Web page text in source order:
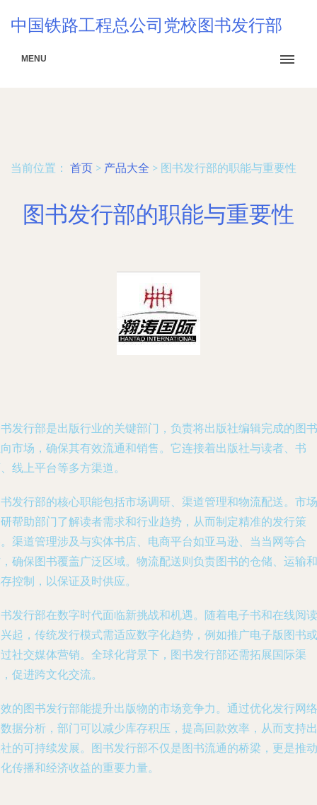
中国铁路工程总公司党校图书发行部
MENU
当前位置： 首页 > 产品大全 > 图书发行部的职能与重要性
图书发行部的职能与重要性
发行部是出版行业的关键部门，负责将出版社编辑完成的图书
市场，确保其有效流通和销售。它连接着出版社与读者、书
线上平台等多方渠道。
发行部的核心职能包括市场调研、渠道管理和物流配送。市场
帮助部门了解读者需求和行业趋势，从而制定精准的发行策
渠道管理涉及与实体书店、电商平台如亚马逊、当当网等合
确保图书覆盖广泛区域。物流配送则负责图书的仓储、运输和
控制，以保证及时供应。
发行部在数字时代面临新挑战和机遇。随着电子书和在线阅读
起，传统发行模式需适应数字化趋势，例如推广电子版图书或
社交媒体营销。全球化背景下，图书发行部还需拓展国际渠
促进跨文化交流。
的图书发行部能提升出版物的市场竞争力。通过优化发行网络
据分析，部门可以减少库存积压，提高回款效率，从而支持出
的可持续发展。图书发行部不仅是图书流通的桥梁，更是推动
传播和经济收益的重要力量。